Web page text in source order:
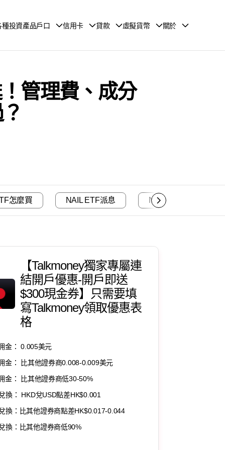
種投資產品戶口 信用卡 貸款 虛擬貨幣 關於
管理費、成分
怎麼買 NAIL ETF派息 NAIL ETF回報率
【Talkmoney獨家專屬連
結開戶優惠-開戶即送
$300現金券】只需要填
寫Talkmoney領取優惠表
格
金： 0.005美元
金： 比其他證券商0.008-0.009美元
金： 比其他證券商低30-50%
換： HKD兌USD點差HK$0.001
換：比其他證券商點差HK$0.017-0.044
換：比其他證券商低90%